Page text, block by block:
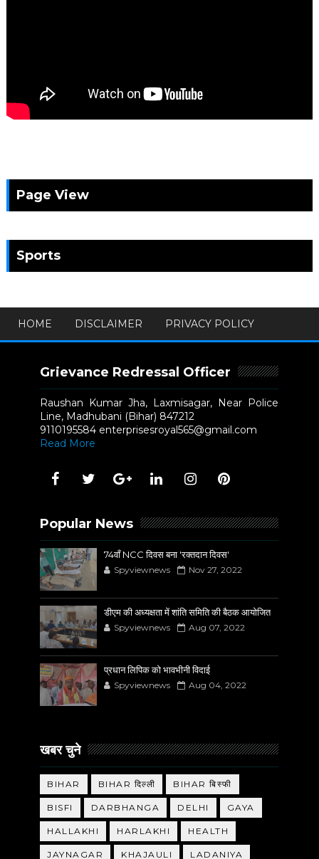
Page View
Sports
HOME DISCLAIMER PRIVACY POLICY
Grievance Redressal Officer
Raushan Kumar Jha, Laxmisagar, Near Police
Line, Madhubani (Bihar) 847212
9110195584 enterprisesroyal565@gmail.com
Read More
Popular News
74वाँ NCC दिवस बना 'रक्तदान दिवस'
Spyviewnews Nov 27, 2022
डीएम की अध्यक्षता में शांति समिति की बैठक आयोजित
Spyviewnews Aug 07, 2022
प्रधान लिपिक को भावभीनी विदाई
Spyviewnews Aug 04, 2022
खबर चुने
BIHAR BIHAR दिल्ली BIHAR बिस्फी
BISFI DARBHANGA DELHI GAYA
HALLAKHI HARLAKHI HEALTH
JAYNAGAR KHAJAULI LADANIYA